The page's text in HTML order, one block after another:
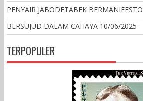
PENYAIR JABODETABEK BERMANIFESTO
BERSUJUD DALAM CAHAYA 10/06/2025
TERPOPULER